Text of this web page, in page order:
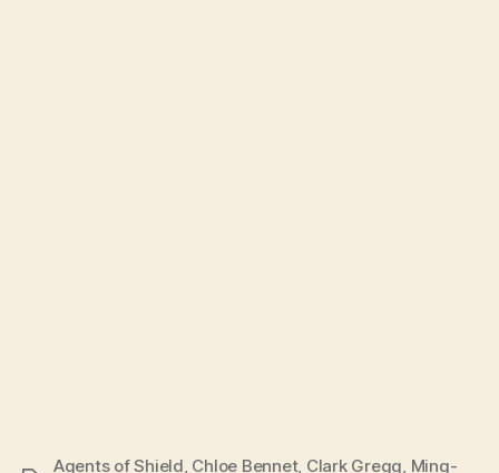
Agents of Shield, Chloe Bennet, Clark Gregg, Ming-